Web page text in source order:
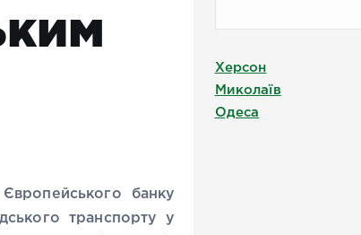
банку
транспорту у
Херсон
Миколаїв
Одеса